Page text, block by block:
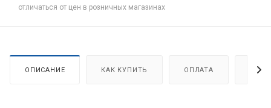
отличаться от цен в розничных магазинах
ОПИСАНИЕ КАК КУПИТЬ ОПЛАТА